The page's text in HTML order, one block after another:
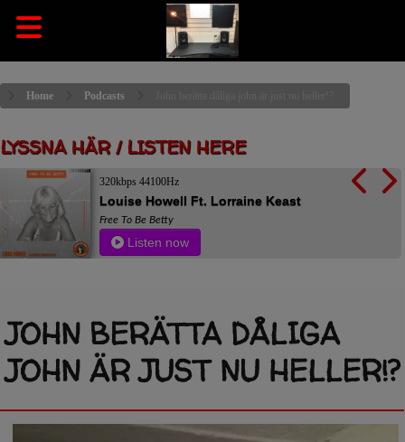
Home Podcasts
LYSSNA HÄR / LISTEN HERE
320kbps 44100Hz
Louise Howell Ft. Lorraine Keast
Free To Be Betty
Listen now
JOHN BERÄTTA DÅLIGA
JOHN ÄR JUST NU HELLER!?